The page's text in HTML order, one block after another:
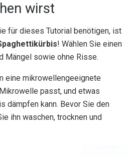
wirst
für dieses Tutorial benötigen, ist
! Wählen Sie einen
Mängel sowie ohne Risse.
eine mikrowellengeeignete
passt, und etwas
dämpfen kann. Bevor Sie den
ihn waschen, trocknen und